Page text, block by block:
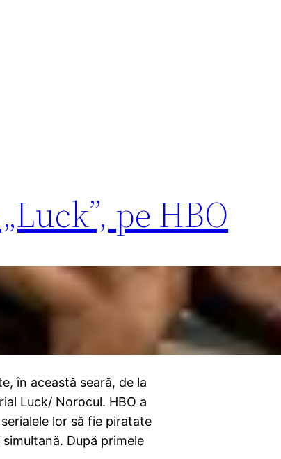
pe HBO
în această seară, de la
Luck/ Norocul. HBO a
lor să fie piratate
După primele